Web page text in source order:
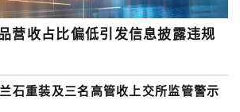
营收占比偏低引发信息披露违规
石重装及三名高管收上交所监管警示